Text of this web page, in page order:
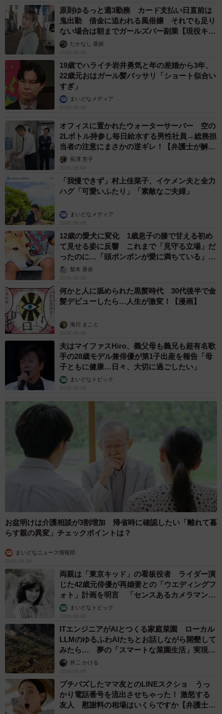
原則ゆるっと週3勤務 カード支払い日直前は
鬼出勤 借金に追われる風俗嬢 それでも足り
ない場合は朝までガールズバー副業【現役キャ
ストに取材】
たかなし 亜妖
2026.08.08
19歳でハライチ岩井勇気と年の差婚から3年、
22歳元おはガール髪バッサリ「ショート似合い
すぎ」
まいどなメディア
2026.08.08
オフィスに置かれたウォーターサーバー 空の
2Lボトル持参し毎日給水する男性社員→総務担
当者の注意にまさかの逆ギレ！【弁護士が解
説】長澤 芳子
2026.08.08
「我慢できず」村上佳菜子、イケメン夫と全力
ハグ「可愛いふたり」「素敵なご夫婦」
まいどなメディア
2026.08.08
12歳の愛犬に変化 1歳息子の膝で甘える初め
て見せる姿に反響 これまで「見守る立場」だ
ったのに…「頭ポンポンが愛に満ちている」
「尊…」
梨木 香奈
2026.08.08
何かと人に舐められた黒髪時代 30代後半で金
髪デビューしたら…人生が激変！【漫画】
海川 まこと
2026.08.08
夫はマイファスHiro、義父母も義兄も超有名歌
手の28歳モデル兼俳優が第1子出産を報告「母
子ともに健康…日々、大切に過ごしたい」
まいどなトピック
2026.08.08
お盆明けは介護相談が3割増加 帰省時に確認したい「離れて暮
らす親の異変」チェックポイントは？
まいどなニュース情報部
2026.08.08
両親は「東京キッド」の看板役者 ライダー演
じた42歳元俳優が再婚妻との「ウエディングフ
ォト」計画を明言 「センスあるカメラマン求
む」まいどなトピック
2026.08.08
ITエンジニアがAIとつくる家庭菜園 ローカル
LLMのゆるふわAIたちとお話しながら開墾して
みたら… 夢の「スマートな菜園生活」実現な
るか井二 かける
2026.08.08
プチバズしたママ友とのLINEスクショ うっ
かり電話番号を流出させちゃった！ 激怒する
友人 慰謝料の相場はいくらですか【弁護士が